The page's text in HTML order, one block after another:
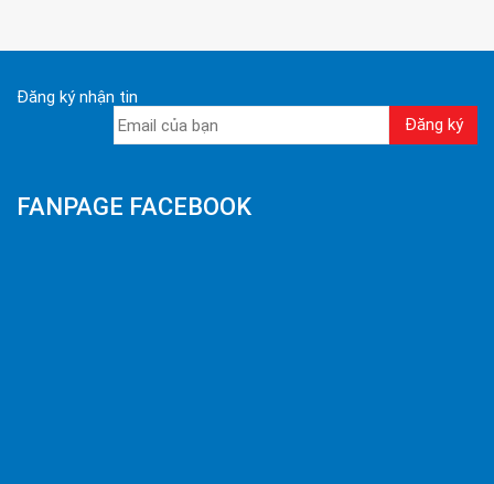
Đăng ký nhận tin
FANPAGE FACEBOOK